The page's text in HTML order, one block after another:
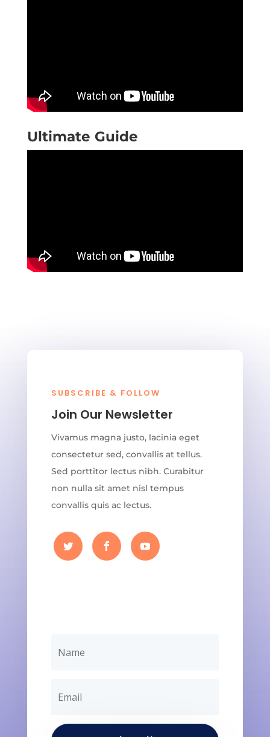
Ultimate Guide
SUBSCRIBE & FOLLOW
Join Our Newsletter
Vivamus magna justo, lacinia eget
consectetur sed, convallis at tellus.
Sed porttitor lectus nibh. Curabitur
non nulla sit amet nisl tempus
convallis quis ac lectus.